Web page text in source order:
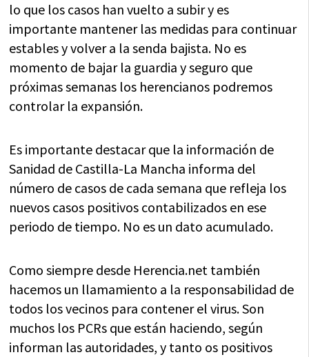
lo que los casos han vuelto a subir y es
importante mantener las medidas para continuar
estables y volver a la senda bajista. No es
momento de bajar la guardia y seguro que
próximas semanas los herencianos podremos
controlar la expansión.
Es importante destacar que la información de
Sanidad de Castilla-La Mancha informa del
número de casos de cada semana que refleja los
nuevos casos positivos contabilizados en ese
periodo de tiempo. No es un dato acumulado.
Como siempre desde Herencia.net también
hacemos un llamamiento a la responsabilidad de
todos los vecinos para contener el virus. Son
muchos los PCRs que están haciendo, según
informan las autoridades, y tanto os positivos